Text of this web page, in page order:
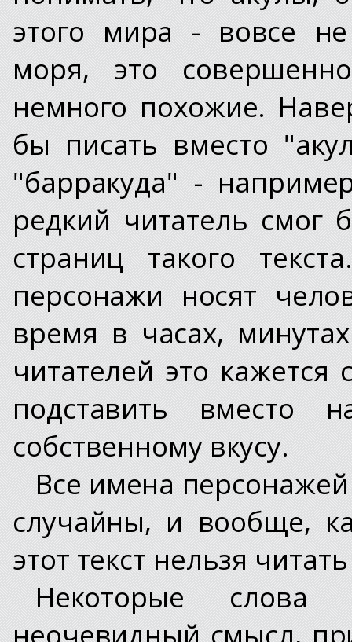
этого мира - вовсе
моря, это
немного похожие.
бы писать вместо
"барракуда" -
редкий читатель смог
страниц такого
персонажи носят
время в часах,
читателей это
подставить
собственному вкусу.
Все имена
случайны, и вообще,
этот текст нельзя
Некоторые
неочевидный смысл,